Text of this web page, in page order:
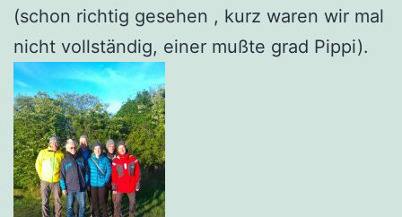
(schon richtig gesehen , kurz waren wir mal
nicht vollständig, einer mußte grad Pippi).